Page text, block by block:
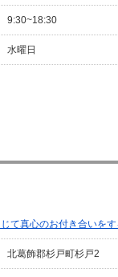
9:30~18:30
水曜日
じて真心のお付き合いを
北葛飾郡杉戸町杉戸2